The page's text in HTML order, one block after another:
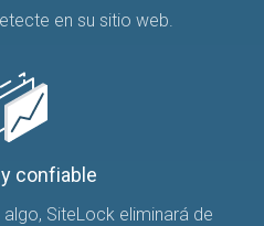
en su sitio web.
confiable
SiteLock eliminará de